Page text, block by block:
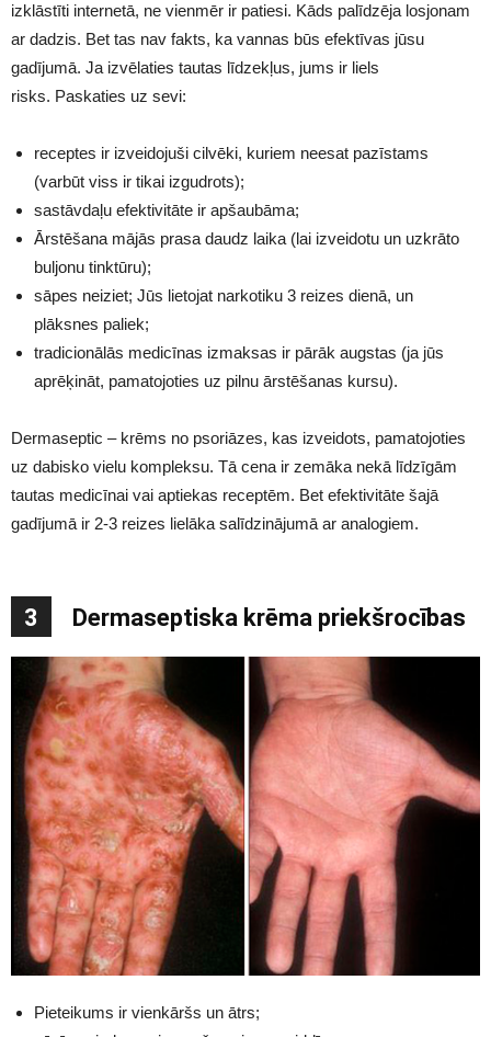
izklāstīti internetā, ne vienmēr ir patiesi. Kāds palīdzēja losjonam
ar dadzis. Bet tas nav fakts, ka vannas būs efektīvas jūsu
gadījumā. Ja izvēlaties tautas līdzekļus, jums ir liels
risks. Paskaties uz sevi:
receptes ir izveidojuši cilvēki, kuriem neesat pazīstams
(varbūt viss ir tikai izgudrots);
sastāvdaļu efektivitāte ir apšaubāma;
Ārstēšana mājās prasa daudz laika (lai izveidotu un uzkrāto
buljonu tinktūru);
sāpes neiziet; Jūs lietojat narkotiku 3 reizes dienā, un
plāksnes paliek;
tradicionālās medicīnas izmaksas ir pārāk augstas (ja jūs
aprēķināt, pamatojoties uz pilnu ārstēšanas kursu).
Dermaseptic – krēms no psoriāzes, kas izveidots, pamatojoties
uz dabisko vielu kompleksu. Tā cena ir zemāka nekā līdzīgām
tautas medicīnai vai aptiekas receptēm. Bet efektivitāte šajā
gadījumā ir 2-3 reizes lielāka salīdzinājumā ar analogiem.
3 Dermaseptiska krēma priekšrocības
Pieteikums ir vienkāršs un ātrs;